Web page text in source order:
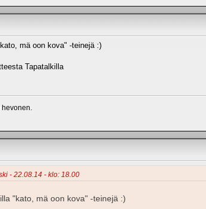
mä oon kova" -teinejä :)
Tapatalkilla
hevonen.
- 22.08.14 - klo: 18.00
"kato, mä oon kova" -teinejä :)